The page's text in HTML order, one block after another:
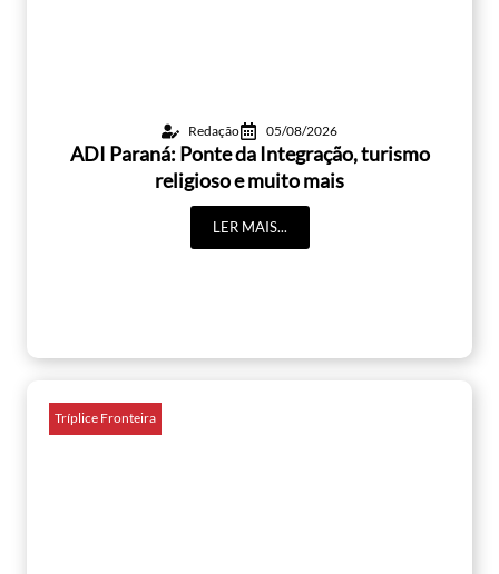
Redação 05/08/2026
ADI Paraná: Ponte da Integração, turismo
religioso e muito mais
LER MAIS...
Tríplice Fronteira